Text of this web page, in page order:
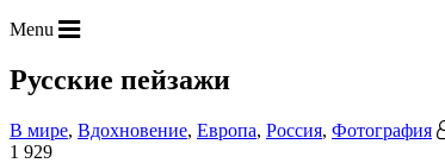
Menu
Русские пейзажи
В мире, Вдохновение, Европа, Россия, Фотография
1 929